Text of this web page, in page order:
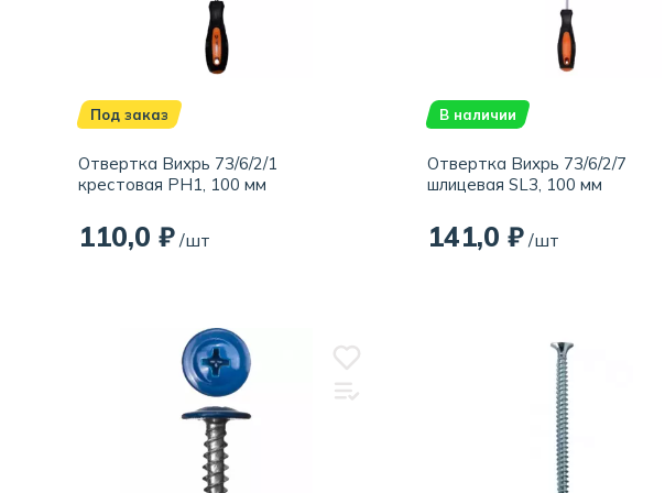
Под заказ
Отвертка Вихрь 73/6/2/1
крестовая РН1, 100 мм
110,0 ₽ /шт
В наличии
Отвертка Вихрь 73/6/2/7
шлицевая SL3, 100 мм
141,0 ₽ /шт